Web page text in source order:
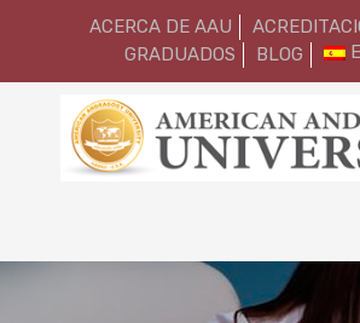
ACERCA DE AAU
GRADUADOS
BLOG